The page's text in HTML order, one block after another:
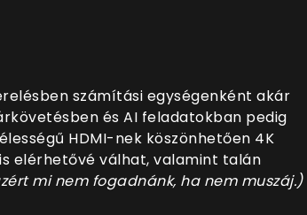
számítási egységenként akár
és AI feladatokban pedig
HDMI-nek köszönhetően 4K
elérhetővé válhat, valamint talán
mi nem fogadnánk, ha nem muszáj.)